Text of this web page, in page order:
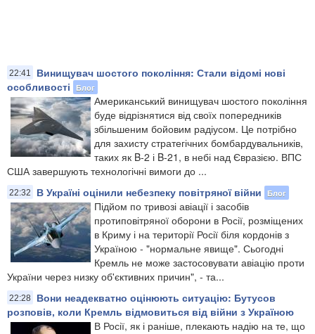
22:41
Винищувач шостого покоління: Стали відомі нові
особливості
Блог
Американський винищувач шостого покоління
буде відрізнятися від своїх попередників
збільшеним бойовим радіусом. Це потрібно
для захисту стратегічних бомбардувальників,
таких як B-2 і B-21, в небі над Євразією. ВПС
США завершують технологічні вимоги до ...
22:32 В Україні оцінили небезпеку повітряної війни Блог
Підйом по тривозі авіації і засобів
протиповітряної оборони в Росії, розміщених
в Криму і на території Росії біля кордонів з
Україною - "нормальне явище". Сьогодні
Кремль не може застосовувати авіацію проти
України через низку об'єктивних причин", - та...
22:28
Вони неадекватно оцінюють ситуацію: Бутусов
розповів, коли Кремль відмовиться від війни з Україною
В Росії, як і раніше, плекають надію на те, що